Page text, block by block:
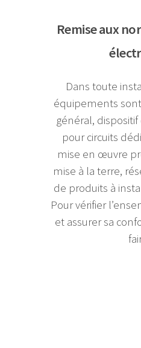
Remise aux
Dans toute
équipements
général,
pour circuits
mise en œuvre
mise à la terre,
de produits à
Pour vérifier
et assurer sa